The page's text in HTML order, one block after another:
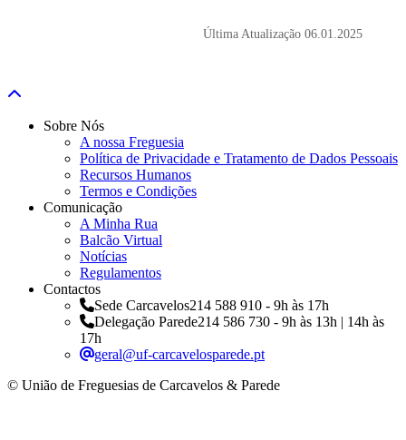
Última Atualização 06.01.2025
Sobre Nós
A nossa Freguesia
Política de Privacidade e Tratamento de Dados Pessoais
Recursos Humanos
Termos e Condições
Comunicação
A Minha Rua
Balcão Virtual
Notícias
Regulamentos
Contactos
Sede Carcavelos214 588 910 - 9h às 17h
Delegação Parede214 586 730 - 9h às 13h | 14h às
17h
geral@uf-carcavelosparede.pt
© União de Freguesias de Carcavelos & Parede